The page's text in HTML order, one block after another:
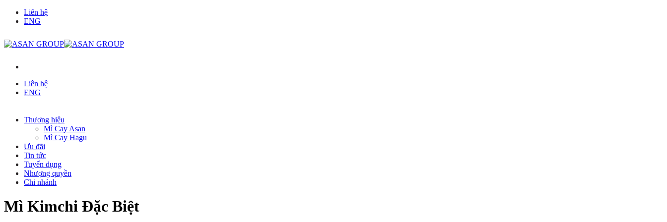
Chuyển
dung
Liên hệ
ENG
Liên hệ
ENG
Thương hiệu
Mì Cay Asan
Mì Cay Hagu
Ưu đãi
Tin tức
Tuyển dụng
Nhượng quyền
Chi nhánh
Mì Kimchi Đặc Biệt